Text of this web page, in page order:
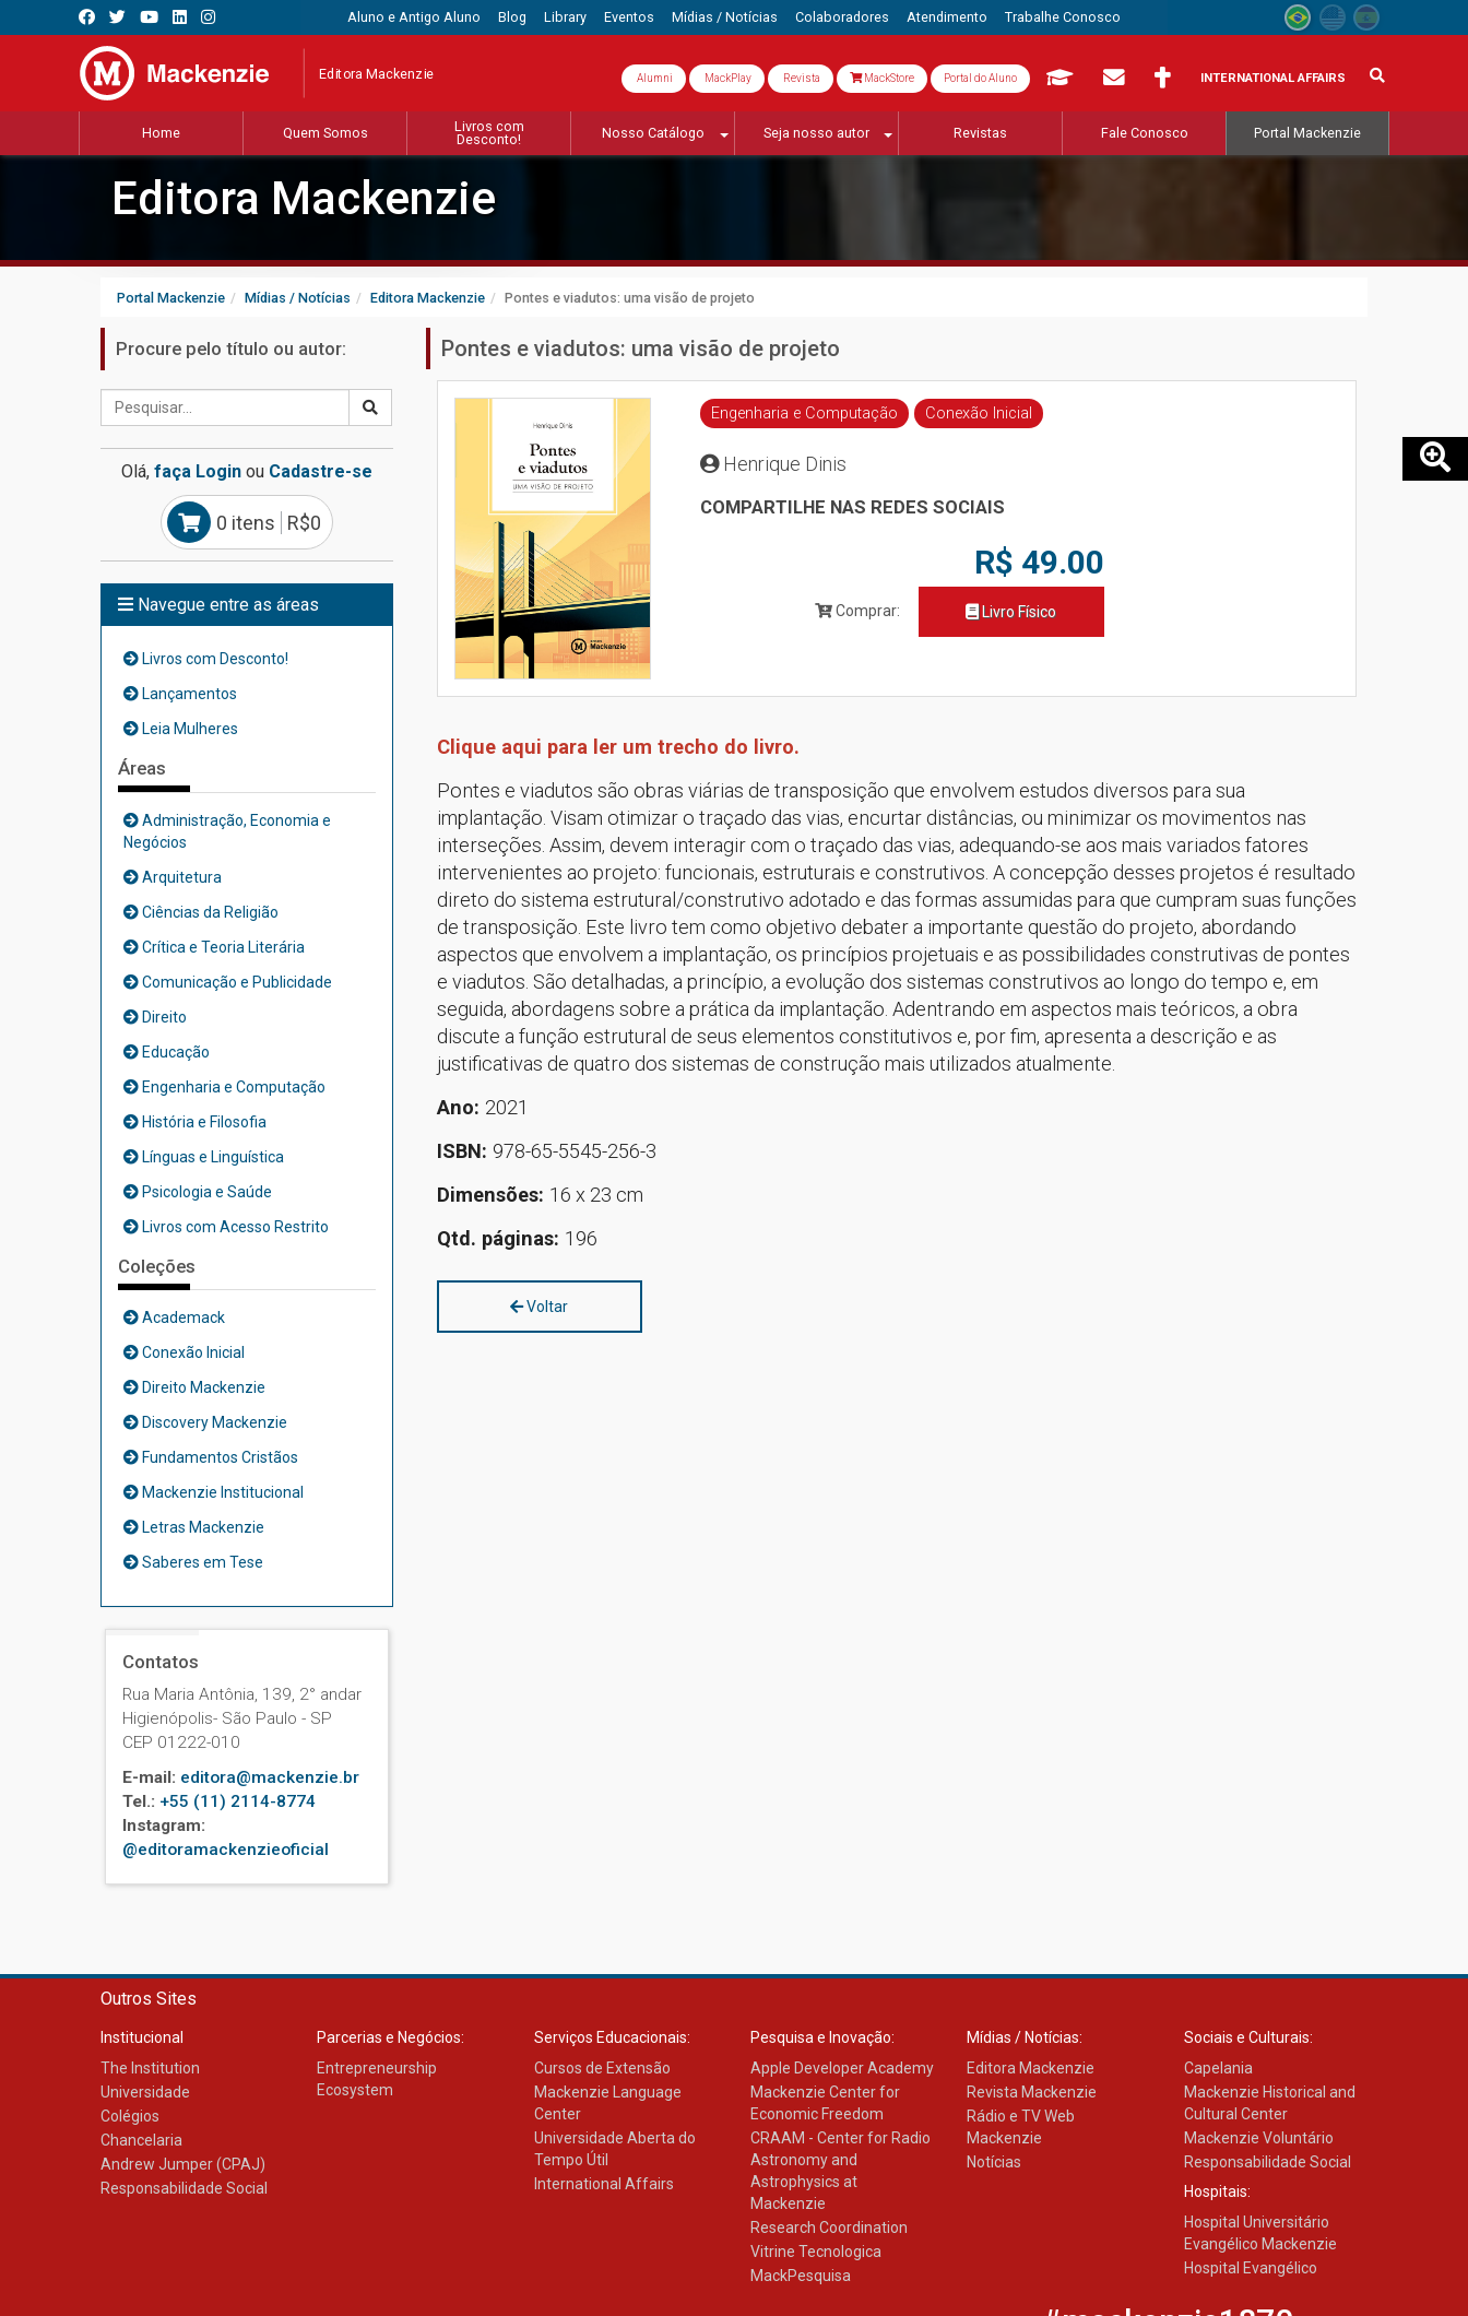
Aluno e Antigo Aluno Blog Library Eventos Mídias / Notícias Colaboradores Atendimento Trabalhe Conosco
Editora Mackenzie Alumni MackPlay Revista MackStore Portal do Aluno INTERNATIONAL AFFAIRS
Home Quem Somos
Livros com
Desconto!
Nosso Catálogo Seja nosso autor Revistas Fale Conosco Portal Mackenzie
Editora Mackenzie
Portal Mackenzie Mídias / Notícias Editora Mackenzie Pontes e viadutos: uma visão de projeto
Procure pelo título ou autor:
Olá, faça Loginou Cadastre-se
0 itens R$0
Navegue entre as áreas
Livros com Desconto!
Lançamentos
Leia Mulheres
Áreas
Administração, Economia e
Negócios
Arquitetura
Ciências da Religião
Crítica e Teoria Literária
Comunicação e Publicidade
Direito
Educação
Engenharia e Computação
História e Filosofia
Línguas e Linguística
Psicologia e Saúde
Livros com Acesso Restrito
Coleções
Academack
Conexão Inicial
Direito Mackenzie
Discovery Mackenzie
Fundamentos Cristãos
Mackenzie Institucional
Letras Mackenzie
Saberes em Tese
Contatos
Rua Maria Antônia, 139, 2° andar
Higienópolis- São Paulo - SP
CEP 01222-010
E-mail: editora@mackenzie.br
Tel.: +55 (11) 2114-8774
Instagram:
@editoramackenzieoficial
Pontes e viadutos: uma visão de projeto
Engenharia e Computação Conexão Inicial
Henrique Dinis
COMPARTILHE NAS REDES SOCIAIS
Comprar:
R$ 49.00
Livro Físico
Clique aqui para ler um trecho do livro.
Pontes e viadutos são obras viárias de transposição que envolvem estudos diversos para sua
implantação. Visam otimizar o traçado das vias, encurtar distâncias, ou minimizar os movimentos nas
interseções. Assim, devem interagir com o traçado das vias, adequando-se aos mais variados fatores
intervenientes ao projeto: funcionais, estruturais e construtivos. A concepção desses projetos é resultado
direto do sistema estrutural/construtivo adotado e das formas assumidas para que cumpram suas funções
de transposição. Este livro tem como objetivo debater a importante questão do projeto, abordando
aspectos que envolvem a implantação, os princípios projetuais e as possibilidades construtivas de pontes
e viadutos. São detalhadas, a princípio, a evolução dos sistemas construtivos ao longo do tempo e, em
seguida, abordagens sobre a prática da implantação. Adentrando em aspectos mais teóricos, a obra
discute a função estrutural de seus elementos constitutivos e, por fim, apresenta a descrição e as
justificativas de quatro dos sistemas de construção mais utilizados atualmente.
Ano: 2021
ISBN: 978-65-5545-256-3
Dimensões: 16 x 23 cm
Qtd. páginas: 196
Voltar
Outros Sites
Institucional
The Institution
Universidade
Colégios
Chancelaria
Andrew Jumper (CPAJ)
Responsabilidade Social
Parcerias e Negócios:
Entrepreneurship
Ecosystem
Serviços Educacionais:
Cursos de Extensão
Mackenzie Language
Center
Universidade Aberta do
Tempo Útil
International Affairs
Pesquisa e Inovação:
Apple Developer Academy
Mackenzie Center for
Economic Freedom
CRAAM - Center for Radio
Astronomy and
Astrophysics at
Mackenzie
Research Coordination
Vitrine Tecnologica
MackPesquisa
Mídias / Notícias:
Editora Mackenzie
Revista Mackenzie
Rádio e TV Web
Mackenzie
Notícias
Sociais e Culturais:
Capelania
Mackenzie Historical and
Cultural Center
Mackenzie Voluntário
Responsabilidade Social
Hospitais:
Hospital Universitário
Evangélico Mackenzie
Hospital Evangélico